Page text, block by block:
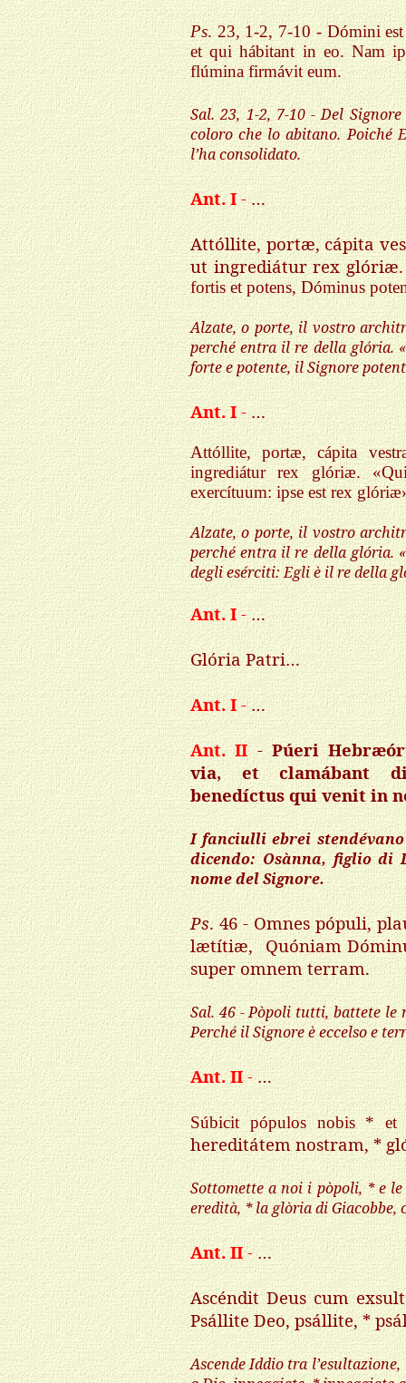
Ps. 23, 1-2, 7-10 - Dómini
et qui hábitant in eo. Nam
flúmina firmávit eum.
Sal. 23, 1-2, 7-10 - Del
coloro che lo abitano. Poiché
l’ha consolidato.
Ant. I-…
Attóllite, portæ, cápita
ut ingrediátur rex
fortis et potens, Dóminus
Alzate, o porte, il vostro
perché entra il re della glória.
forte e potente, il Signore
Ant. I- …
Attóllite, portæ, cápita
ingrediátur rex glóriæ.
exercítuum: ipse est rex
Alzate, o porte, il vostro
perché entra il re della glória.
degli esérciti: Egli è il re della
Ant. I-…
Glória Patri…
Ant. I-…
Ant. II -Púeri
via, et clamábant
benedíctus qui venit in
I fanciulli ebrei
dicendo: Osànna, figlio di
nome del Signore.
Ps. 46 - Omnes pópuli,
lætítiæ, Quóniam
super omnem terram.
Sal. 46 - Pòpoli tutti, battete le
Perché il Signore è eccelso e
Ant. II-…
Súbicit pópulos nobis * et
hereditátem nostram, *
Sottomette a noi i pòpoli, * e
eredità, * la glòria di Giacobbe,
Ant. II-…
Ascéndit Deus cum
Psállite Deo, psállite, *
Ascende Iddio tra